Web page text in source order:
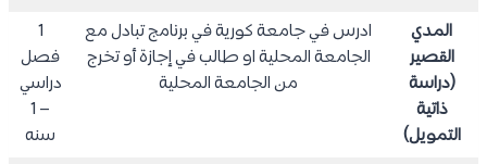
المدي
القصير
(دراسة
ذاتية
التمويل)
ادرس في جامعة كورية في برنامج تبادل مع
الجامعة المحلية او طالب في إجازة أو تخرج
من الجامعة المحلية
1
فصل
دراسي
– 1
سنه